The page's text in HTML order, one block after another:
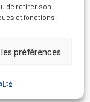
de retirer son
et fonctions.
les préférences